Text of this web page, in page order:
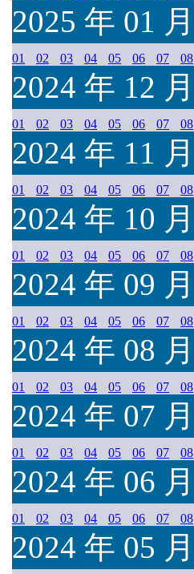
2025 年 01 月
01 02 03 04 05 06 07 08
2024 年 12 月
01 02 03 04 05 06 07 08
2024 年 11 月
01 02 03 04 05 06 07 08
2024 年 10 月
01 02 03 04 05 06 07 08
2024 年 09 月
01 02 03 04 05 06 07 08
2024 年 08 月
01 02 03 04 05 06 07 08
2024 年 07 月
01 02 03 04 05 06 07 08
2024 年 06 月
01 02 03 04 05 06 07 08
2024 年 05 月